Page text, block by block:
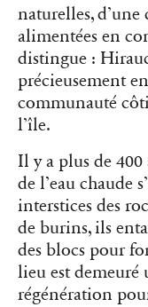
naturelles,
alimentées en
distingue :
précieusement
communauté
l’île.
Il y a plus de
de l’eau chaude
interstices des
de burins, ils
des blocs pour
lieu est demeuré
régénération